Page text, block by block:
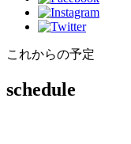
これからの予定
schedule